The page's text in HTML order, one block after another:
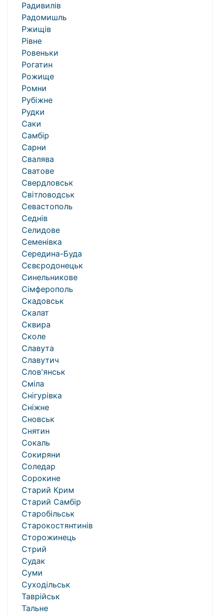
Радивилів
Радомишль
Ржищів
Рівне
Ровеньки
Рогатин
Рожище
Ромни
Рубіжне
Рудки
Саки
Самбір
Сарни
Свалява
Сватове
Свердловськ
Світловодськ
Севастополь
Седнів
Селидове
Семенівка
Середина-Буда
Сєвєродонецьк
Синельникове
Сімферополь
Скадовськ
Скалат
Сквира
Сколе
Славута
Славутич
Слов'янськ
Сміла
Снігурівка
Сніжне
Сновськ
Снятин
Сокаль
Сокиряни
Соледар
Сорокине
Старий Крим
Старий Самбір
Старобільськ
Старокостянтинів
Сторожинець
Стрий
Судак
Суми
Суходільськ
Таврійськ
Тальне